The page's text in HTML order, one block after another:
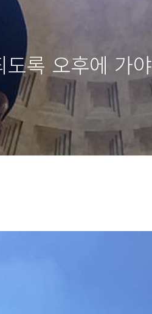
록 오후에 가야